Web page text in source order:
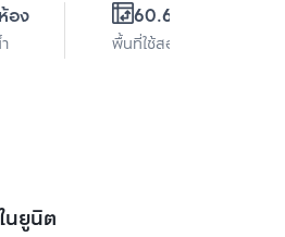
อง 60.68 ตร.ม.
พื้นที่ใช้สอย
นยูนิต